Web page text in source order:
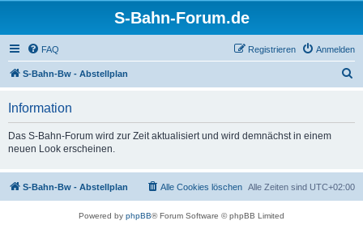
S-Bahn-Forum.de
FAQ Anmelden
Registrieren
S-Bahn-Bw - Abstellplan
Information
Das S-Bahn-Forum wird zur Zeit aktualisiert und wird demnächst in einem
neuen Look erscheinen.
S-Bahn-Bw - Abstellplan Alle Zeiten sind UTC+02:00
Alle Cookies löschen
Powered by phpBB® Forum Software © phpBB Limited